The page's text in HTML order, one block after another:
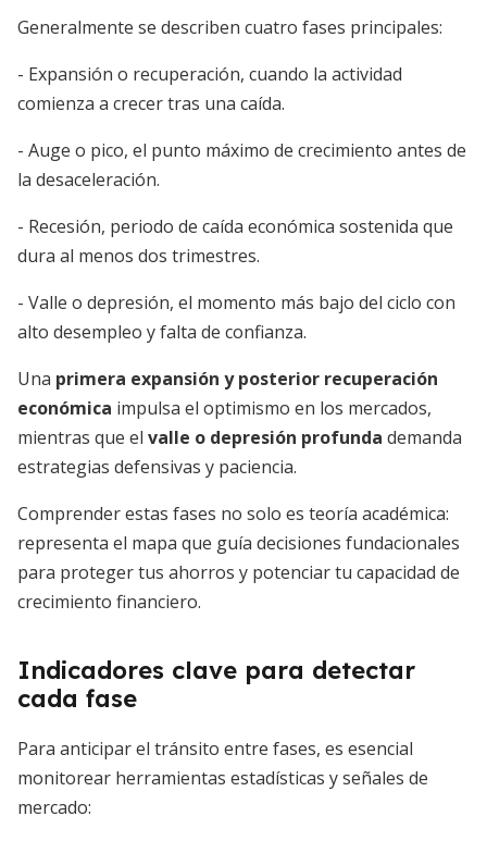
Generalmente se describen cuatro fases principales:
- Expansión o recuperación, cuando la actividad
comienza a crecer tras una caída.
- Auge o pico, el punto máximo de crecimiento antes de
la desaceleración.
- Recesión, periodo de caída económica sostenida que
dura al menos dos trimestres.
- Valle o depresión, el momento más bajo del ciclo con
alto desempleo y falta de confianza.
Una primera expansión y posterior recuperación
económica impulsa el optimismo en los mercados,
mientras que el valle o depresión profunda demanda
estrategias defensivas y paciencia.
Comprender estas fases no solo es teoría académica:
representa el mapa que guía decisiones fundacionales
para proteger tus ahorros y potenciar tu capacidad de
crecimiento financiero.
Indicadores clave para detectar
cada fase
Para anticipar el tránsito entre fases, es esencial
monitorear herramientas estadísticas y señales de
mercado: